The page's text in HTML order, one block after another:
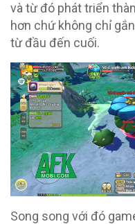
và từ đó phát triển
hơn chứ không chỉ
từ đầu đến cuối.
Song song với đó